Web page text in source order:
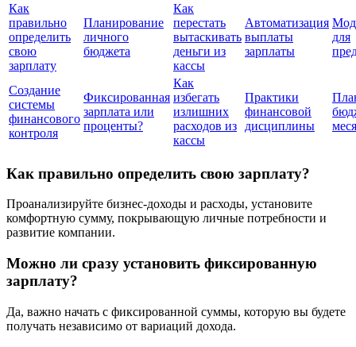
Как
правильно
определить
свою
зарплату
Планирование
личного
бюджета
Как
перестать
вытаскивать
деньги из
кассы
Автоматизация
выплаты
зарплаты
для
Создание
системы
финансового
контроля
Фиксированная
зарплата или
проценты?
Как
избегать
излишних
расходов из
кассы
Практики
финансовой
дисциплины
Как правильно определить свою зарплату?
Проанализируйте бизнес-доходы и расходы, установите
комфортную сумму, покрывающую личные потребности и
развитие компании.
Можно ли сразу установить фиксированную
зарплату?
Да, важно начать с фиксированной суммы, которую вы будете
получать независимо от вариаций дохода.